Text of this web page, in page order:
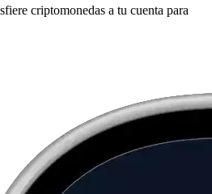
criptomonedas a tu cuenta para